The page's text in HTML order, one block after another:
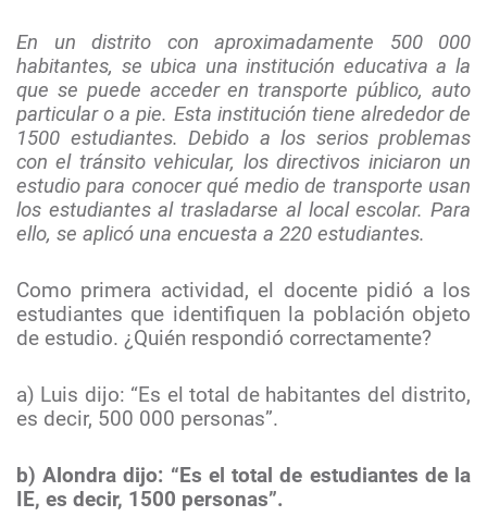
En un distrito con aproximadamente 500 000
habitantes, se ubica una institución educativa a la
que se puede acceder en transporte público, auto
particular o a pie. Esta institución tiene alrededor de
1500 estudiantes. Debido a los serios problemas
con el tránsito vehicular, los directivos iniciaron un
estudio para conocer qué medio de transporte usan
los estudiantes al trasladarse al local escolar. Para
ello, se aplicó una encuesta a 220 estudiantes.
Como primera actividad, el docente pidió a los
estudiantes que identifiquen la población objeto
de estudio. ¿Quién respondió correctamente?
a) Luis dijo: “Es el total de habitantes del distrito,
es decir, 500 000 personas”.
b) Alondra dijo: “Es el total de estudiantes de la
IE, es decir, 1500 personas”.